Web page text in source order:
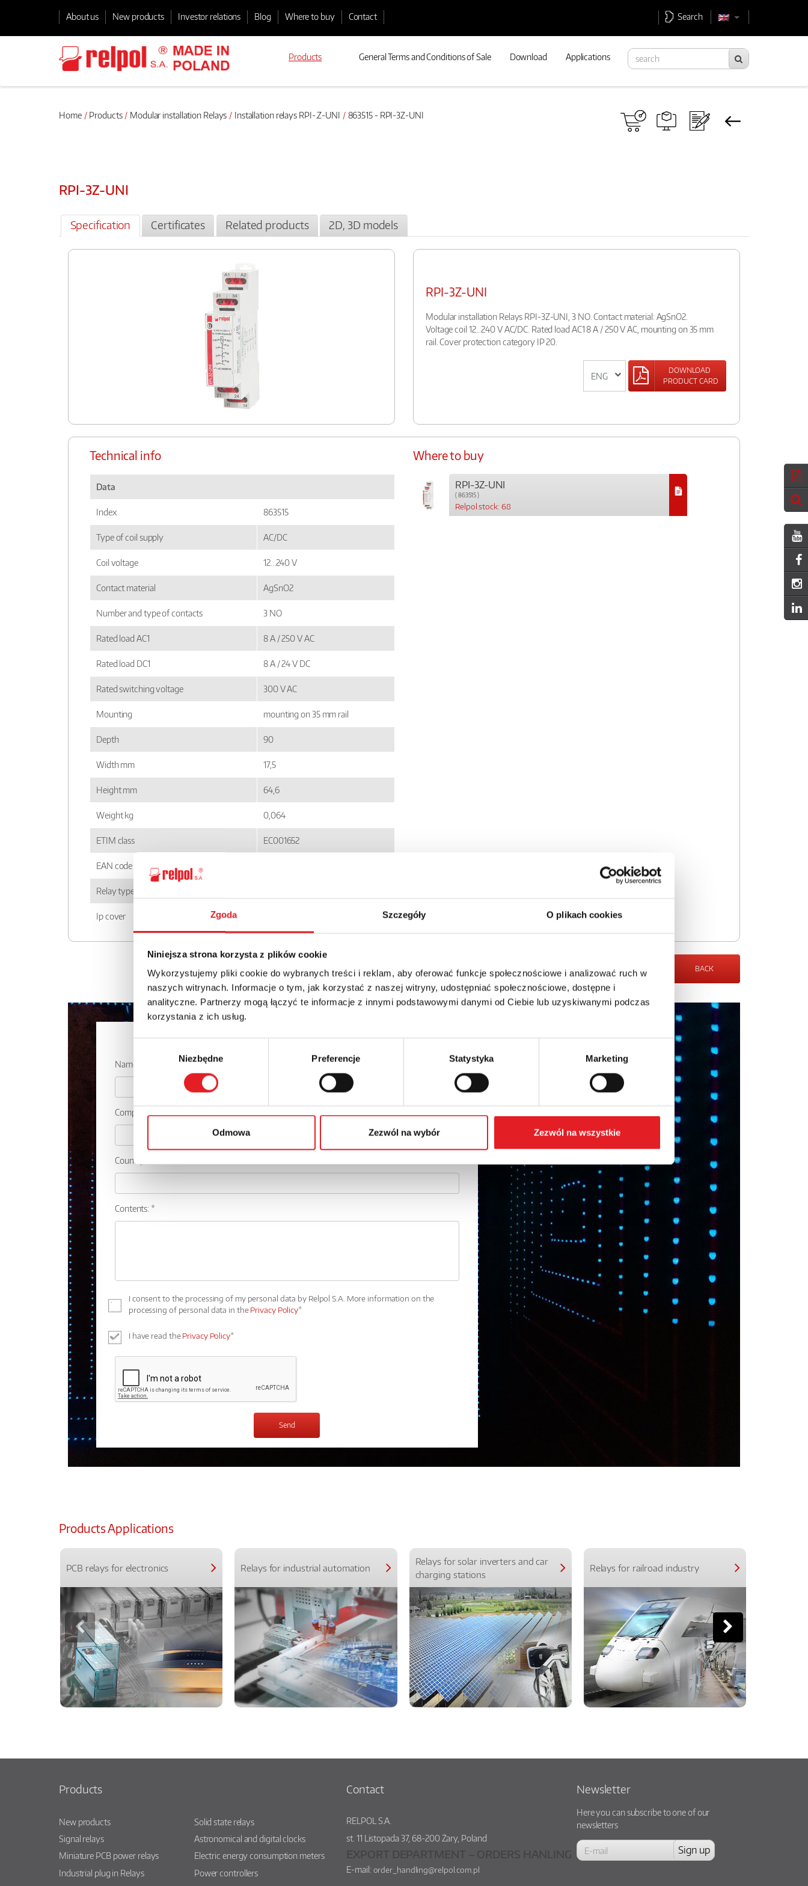
Zgoda Szczegóły O plikach cookies
Niniejsza strona korzysta z plików cookie
Wykorzystujemy pliki cookie do wybranych treści i reklam, aby oferować funkcje społecznościowe i analizować ruch w
naszych witrynach. Informacje o tym, jak korzystać z naszej witryny, udostępniać społecznościowe, dostępne i
analityczne. Partnerzy mogą łączyć te informacje z innymi podstawowymi danymi od Ciebie lub uzyskiwanymi podczas
korzystania z ich usług.
Niezbędne Preferencje Statystyka Marketing
Odmowa Zezwól na wybór Zezwól na wszystkie
About us New products Investor relations Blog Where to buy Contact Search
Products General Terms and Conditions of Sale Download Applications
Home Products Modular installation Relays Installation relays RPI-.Z-UNI 863515 - RPI-3Z-UNI
RPI-3Z-UNI
Specification Certificates Related products 2D, 3D models
RPI-3Z-UNI
Modular installation Relays RPI-3Z-UNI, 3 NO. Contact material: AgSnO2.
Voltage coil 12...240 V AC/DC. Rated load AC1 8 A / 250 V AC, mounting on 35 mm
rail. Cover protection category IP 20.
DOWNLOAD
PRODUCT CARD
Technical info
Data
Index 863515
Type of coil supply AC/DC
Coil voltage 12...240 V
Contact material AgSnO2
Number and type of contacts 3 NO
Rated load AC1 8 A / 250 V AC
Rated load DC1 8 A / 24 V DC
Rated switching voltage 300 V AC
Mounting mounting on 35 mm rail
Depth 90
Width mm 17,5
Height mm 64,6
Weight kg 0,064
ETIM class EC001652
EAN code
Relay type
Ip cover
Where to buy
RPI-3Z-UNI
( 863515 )
Relpol stock: 68
BACK
Ask for the details of the offer
Name: * Email: *
Company:
Country:
Contents: *
I consent to the processing of my personal data by Relpol S.A. More information on the
processing of personal data in thePrivacy Policy*
I have read thePrivacy Policy*
Products Applications
PCB relays for electronics Relays for industrial automation
Relays for solar inverters and car
charging stations
Relays for railroad industry
Products
New products
Signal relays
Miniature PCB power relays
Industrial plug in Relays
Solid state relays
Astronomical and digital clocks
Electric energy consumption meters
Power controllers
Contact
RELPOL S.A.
st. 11 Listopada 37,68-200Żary, Poland
E-mail: order_handling@relpol.com.pl
Newsletter
Here you can subscribe to one of our
newsletters